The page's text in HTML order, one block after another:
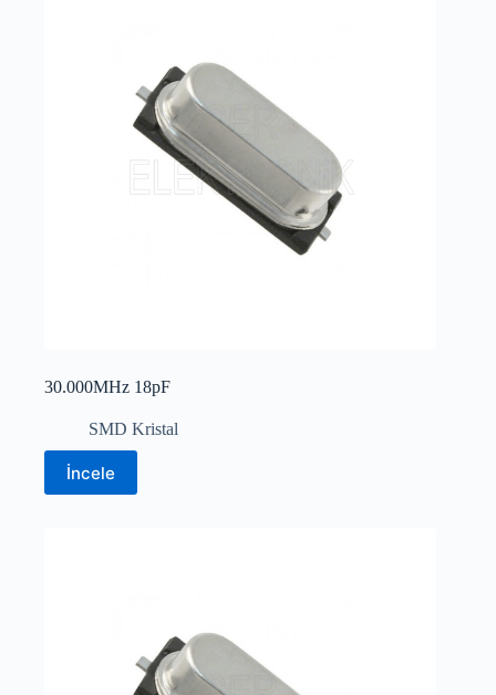
30.000MHz 18pF
SMD Kristal
İncele